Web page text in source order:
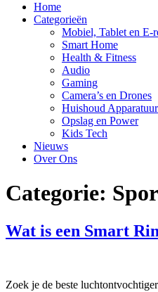
Home
Categorieën
Mobiel, Tablet en E-
Smart Home
Health & Fitness
Audio
Gaming
Camera’s en Drones
Huishoud Apparatuur
Opslag en Power
Kids Tech
Nieuws
Over Ons
Categorie:
Wat is een Smart
Zoek je de beste